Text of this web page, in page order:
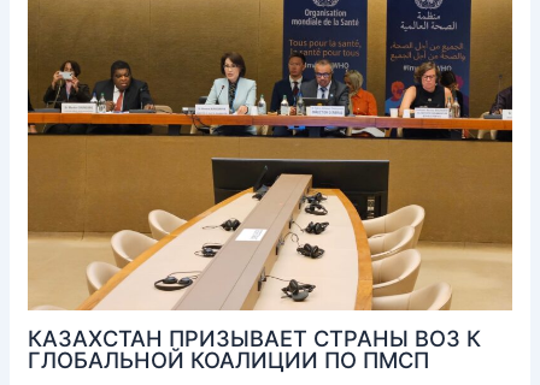
КАЗАХСТАН ПРИЗЫВАЕТ СТРАНЫ ВОЗ К
ГЛОБАЛЬНОЙ КОАЛИЦИИ ПО ПМСП